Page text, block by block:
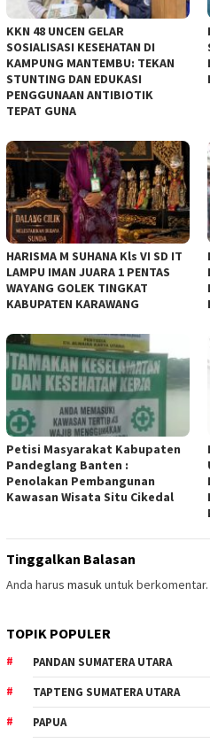
KKN 48 UNCEN GELAR
SOSIALISASI KESEHATAN DI
KAMPUNG MANTEMBU: TEKAN
STUNTING DAN EDUKASI
PENGGUNAAN ANTIBIOTIK
TEPAT GUNA
HARISMA M SUHANA Kls VI SD IT
LAMPU IMAN JUARA 1 PENTAS
WAYANG GOLEK TINGKAT
KABUPATEN KARAWANG
Petisi Masyarakat Kabupaten
Pandeglang Banten :
Penolakan Pembangunan
Kawasan Wisata Situ Cikedal
Tinggalkan Balasan
Anda harus masukuntuk berkomentar.
TOPIK POPULER
PANDAN SUMATERA UTARA
TAPTENG SUMATERA UTARA
PAPUA